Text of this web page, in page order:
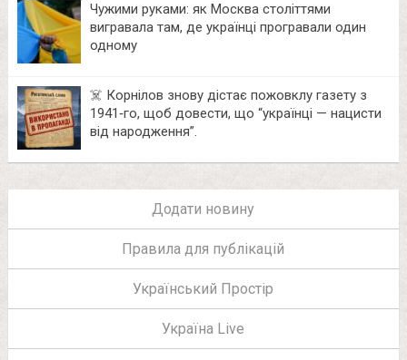
Чужими руками: як Москва століттями
вигравала там, де українці програвали один
одному
☠️ Корнілов знову дістає пожовклу газету з
1941‑го, щоб довести, що “українці — нацисти
від народження”.
Додати новину
Правила для публікацій
Український Простір
Україна Live